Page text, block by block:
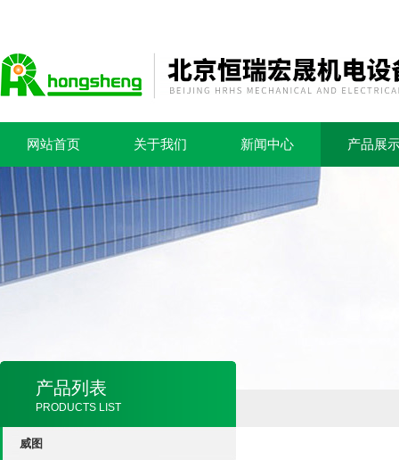
网站首页 关于我们 新闻中心 产品展
产品列表
PRODUCTS LIST
威图